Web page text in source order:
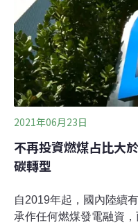
場創新的能源party」線
綠色和平東亞分部執行
公室副執行長林子倫、台
工業總經理黃衍祥、歐萊
院副所長陳彥豪都有參與
2021年06月23日
不再投資燃煤占比大
碳轉型
自2019年起，國內陸續
承作任何燃煤發電融資